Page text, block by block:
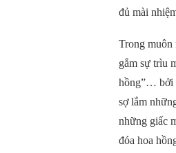
đủ mài
Trong muôn
gắm sự trìu
hồng”… bởi
sợ lắm
những giấc
đóa hoa